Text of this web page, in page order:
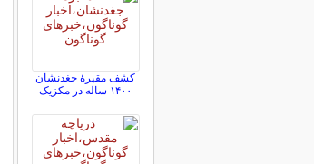
کشف مقبرۀ جغدنشان
۱۴۰۰ ساله در مکزیک